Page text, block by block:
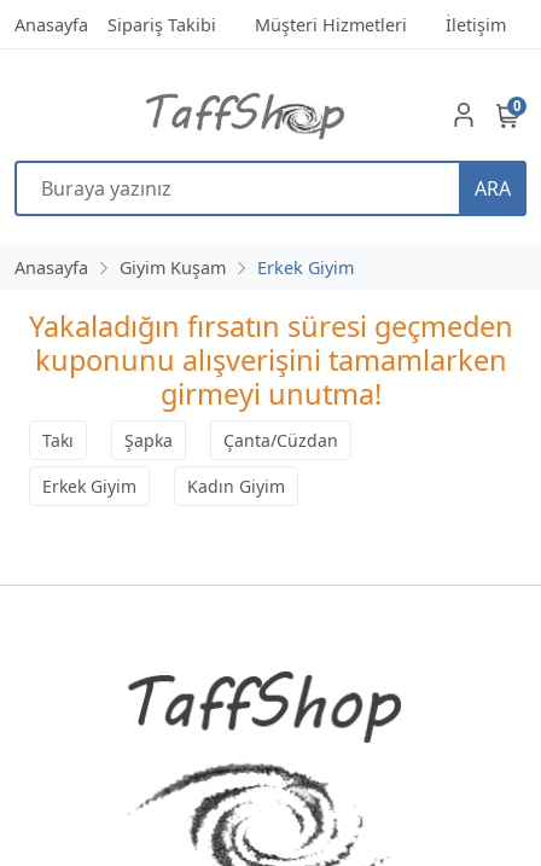
Anasayfa Sipariş Takibi Müşteri Hizmetleri İletişim
ARA
0
Anasayfa Giyim Kuşam Erkek Giyim
Yakaladığın fırsatın süresi geçmeden
kuponunu alışverişini tamamlarken
girmeyi unutma!
Takı Şapka
Çanta/Cüzdan
Erkek Giyim
Kadın Giyim